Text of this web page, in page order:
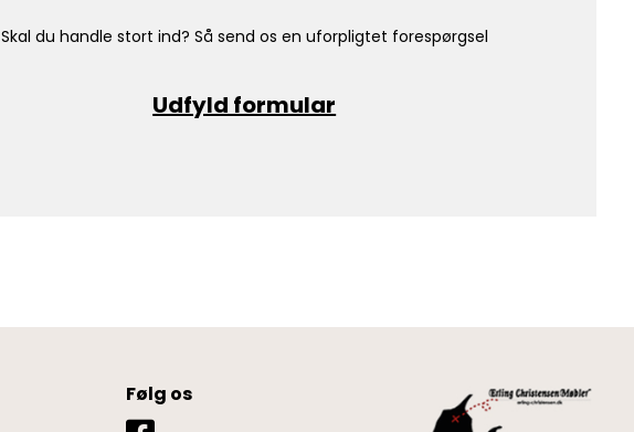
Skal du handle stort ind? Så send os en uforpligtet forespørgsel
Udfyld formular
Følg os